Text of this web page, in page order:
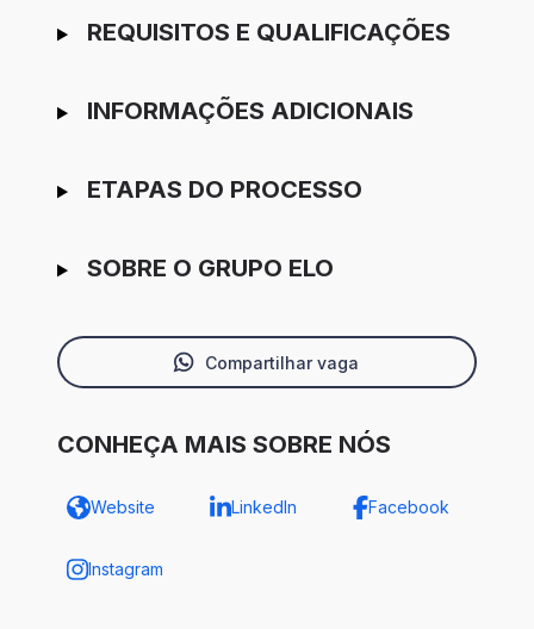
REQUISITOS E QUALIFICAÇÕES
INFORMAÇÕES ADICIONAIS
ETAPAS DO PROCESSO
SOBRE O GRUPO ELO
Compartilhar vaga
CONHEÇA MAIS SOBRE NÓS
Website LinkedIn Facebook
Instagram